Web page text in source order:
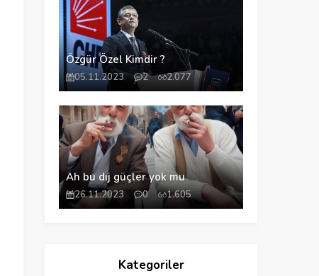
Özgür Özel Kimdir ?
05.11.2023 2 2.077
Ah bu dıj güçler yok mu
26.11.2023 0 1.605
Kategoriler